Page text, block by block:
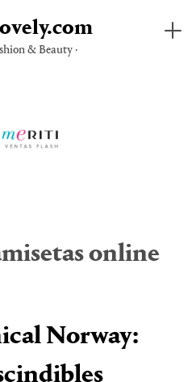
& Beauty ·
online
Norway: